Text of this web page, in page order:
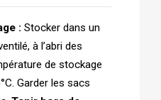
: Stocker dans un
à l’abri des
de stockage
Garder les sacs